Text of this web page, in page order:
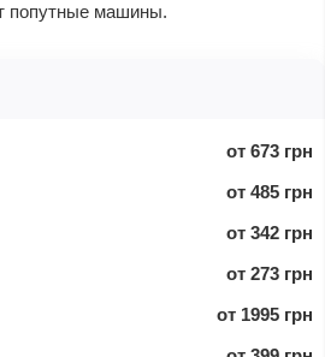
попутные машины.
от 673 грн
от 485 грн
от 342 грн
от 273 грн
от 1995 грн